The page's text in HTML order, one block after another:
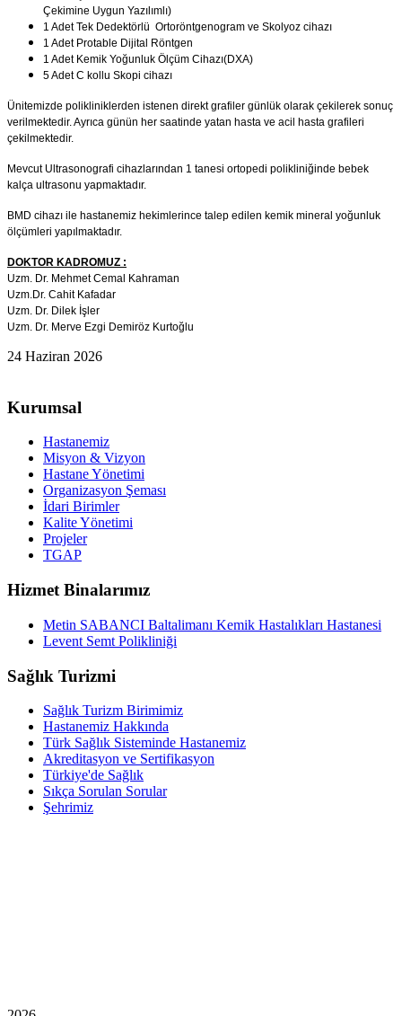
Çekimine Uygun Yazılımlı)
1 Adet Tek Dedektörlü Ortoröntgenogram ve Skolyoz cihazı
1 Adet Protable Dijital Röntgen
1 Adet Kemik Yoğunluk Ölçüm Cihazı(DXA)
5 Adet C kollu Skopi cihazı
Ünitemizde polikliniklerden istenen direkt grafiler günlük olarak çekilerek sonuç
verilmektedir. Ayrıca günün her saatinde yatan hasta ve acil hasta grafileri
çekilmektedir.
Mevcut Ultrasonografi cihazlarından 1 tanesi ortopedi polikliniğinde bebek
kalça ultrasonu yapmaktadır.
BMD cihazı ile hastanemiz hekimlerince talep edilen kemik mineral yoğunluk
ölçümleri yapılmaktadır.
DOKTOR KADROMUZ :
Uzm. Dr. Mehmet Cemal Kahraman
Uzm.Dr. Cahit Kafadar
Uzm. Dr. Dilek İşler
Uzm. Dr. Merve Ezgi Demiröz Kurtoğlu
24 Haziran 2026
Kurumsal
Hastanemiz
Misyon & Vizyon
Hastane Yönetimi
Organizasyon Şeması
İdari Birimler
Kalite Yönetimi
Projeler
TGAP
Hizmet Binalarımız
Metin SABANCI Baltalimanı Kemik Hastalıkları Hastanesi
Levent Semt Polikliniği
Sağlık Turizmi
Sağlık Turizm Birimimiz
Hastanemiz Hakkında
Türk Sağlık Sisteminde Hastanemiz
Akreditasyon ve Sertifikasyon
Türkiye'de Sağlık
Sıkça Sorulan Sorular
Şehrimiz